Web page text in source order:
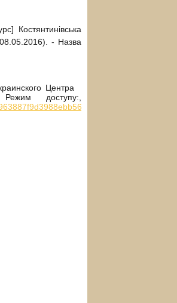
Костянтинівська
- Назва
Центра
доступу:,
web/